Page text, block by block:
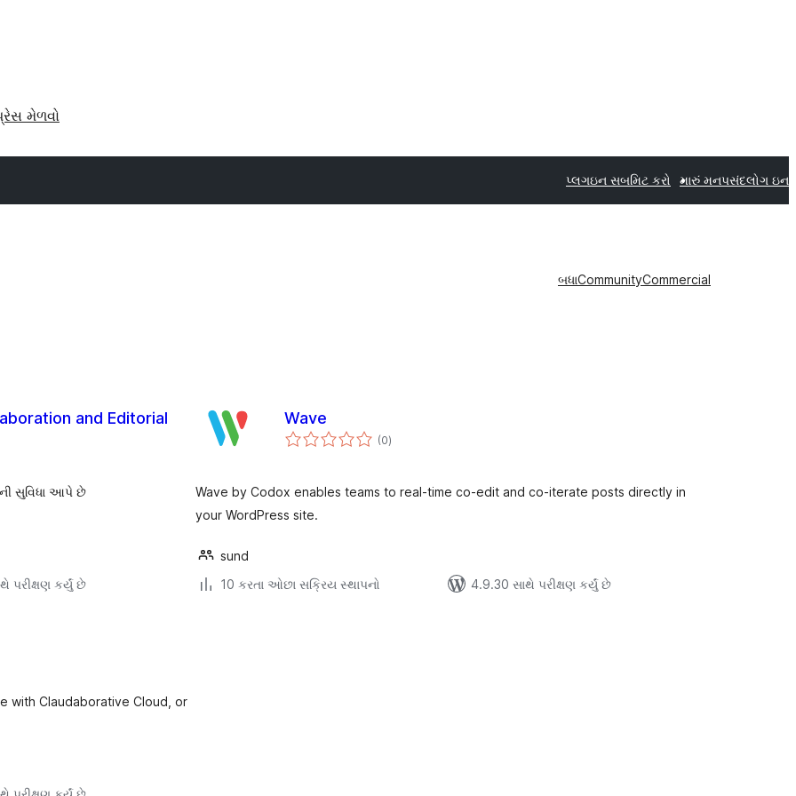
મેળવો
પ્લગઇન સબમિટ કરો મારું મનપસંદલોગ ઇન
બધાCommunityCommercial
and Editorial
સુવિધા આપે છે
પરીક્ષણ કર્યું છે
Wave
(0કુલ
રેટિંગ્સ
)
Wave by Codox enables teams to real-time co-edit and co-iterate posts directly in
your WordPress site.
sund
10 કરતા ઓછા સક્રિય સ્થાપનો
4.9.30 સાથે પરીક્ષણ કર્યું છે
with Claudaborative Cloud, or